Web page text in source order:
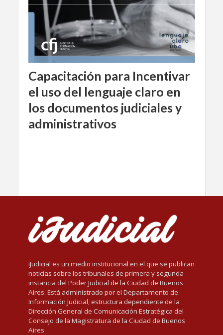
Capacitación para Incentivar
el uso del lenguaje claro en
los documentos judiciales y
administrativos
iJudicial es un medio institucional en el que se publican
noticias sobre los tribunales de primera y segunda
instancia del Poder Judicial de la Ciudad de Buenos
Aires. Está administrado por el Departamento de
Información Judicial, estructura dependiente de la
Dirección General de Comunicación Estratégica del
Consejo de la Magistratura de la Ciudad de Buenos
Aires